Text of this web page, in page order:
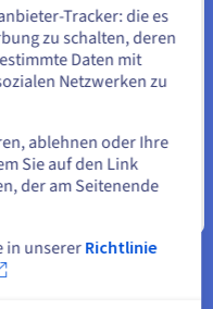
für Business oder
Tracker: die es
zu schalten, deren
Daten mit
Netzwerken zu
ablehnen oder Ihre
Sie auf den Link
der am Seitenende
in unserer Richtlinie